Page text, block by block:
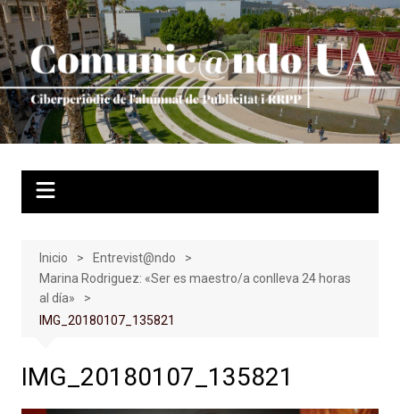
Saltar
al
contenido
Inicio
Entrevist@ndo
Marina Rodriguez: «Ser es maestro/a conlleva 24 horas
al día»
IMG_20180107_135821
IMG_20180107_135821